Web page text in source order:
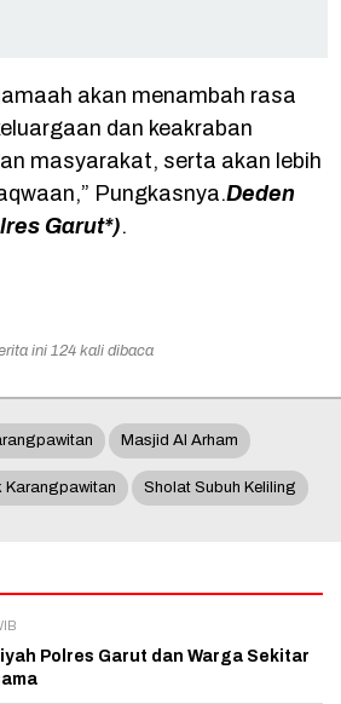
akan menambah rasa
dan keakraban
masyarakat, serta akan lebih
Pungkasnya.Deden
Garut*).
ini 124 kali dibaca
Masjid Al Arham
Karangpawitan Sholat Subuh Keliling
Polres Garut dan Warga Sekitar